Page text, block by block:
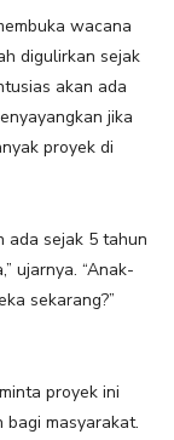
wacana
digulirkan sejak
akan ada
jika
proyek di
ada sejak 5 tahun
ujarnya. “Anak-
sekarang?”
proyek ini
bagi masyarakat.